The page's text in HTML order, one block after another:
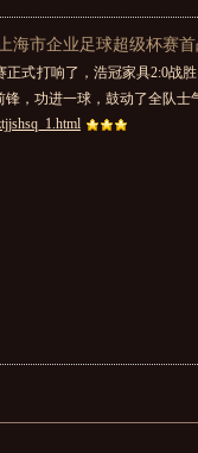
海市企业足球超级杯赛
正式打响了，浩冠家具2:0战
，功进一球，鼓动了全队士